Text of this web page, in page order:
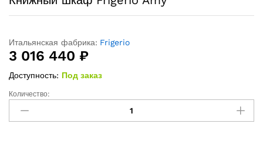
Итальянская фабрика: Frigerio
3 016 440 ₽
Доступность: Под заказ
Книжный
шкаф
Frigerio
Количество: